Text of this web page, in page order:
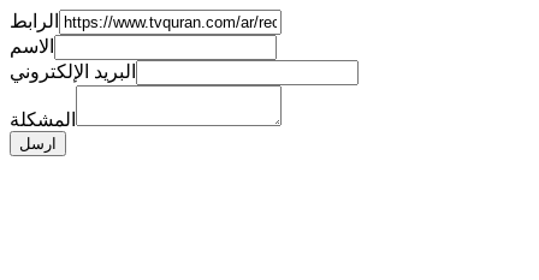
الرابط
الاسم
البريد الإلكتروني
المشكلة
ارسل